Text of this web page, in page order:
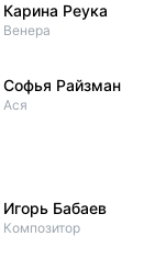
Карина Реука
Венера
Софья Райзман
Ася
Игорь Бабаев
Композитор